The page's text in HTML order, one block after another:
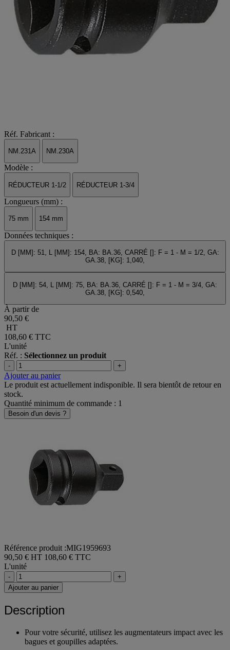
Réf. Fabricant :
NM.231A NM.230A
Modèle :
RÉDUCTEUR 1-1/2 RÉDUCTEUR 1-3/4
Longueurs (mm) :
75 mm 154 mm
Données techniques :
D [MM]: 51, L [MM]: 154, BA: BA.36, CARRÉ []: F = 1 - M = 1/2, GA:
GA.38, [KG]: 1,040,
D [MM]: 54, L [MM]: 75, BA: BA.36, CARRÉ []: F = 1 - M = 3/4, GA:
GA.38, [KG]: 0,540,
À partir de
90,50 €
HT
108,60 € TTC
L'unité
Réf. : Sélectionnez un produit
- +
Ajouter au panier
Le produit est actuellement indisponible. Il sera bientôt de retour en
stock.
Quantité minimum de commande : 1
Besoin d'un devis ?
Référence produit :MIG1959693
90,50 € HT 108,60 € TTC
L'unité
-
+
Ajouter au panier
Description
Pour votre sécurité, utilisez les augmentateurs impact avec les
bagues et goupilles adaptées.